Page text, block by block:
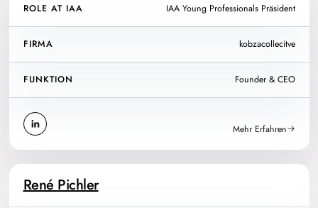
ROLE AT IAA IAA Young Professionals Präsident
FIRMA kobzacollecitve
FUNKTION Founder & CEO
Mehr Erfahren
René Pichler